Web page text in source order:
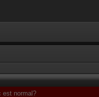
est normal?